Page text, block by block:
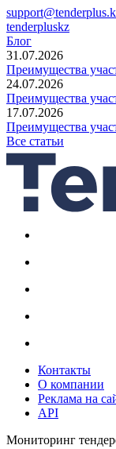
tenderpluskz
Блог
31.07.2026
Преимущества
24.07.2026
Преимущества
17.07.2026
Преимущества
Все статьи
Контакты
О компании
Реклама на
API
Мониторинг